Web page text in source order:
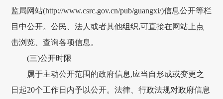
监局网站(http://www.csrc.gov.cn/pub/guangxi/)信息公开等栏
目中公开。公民、法人或者其他组织,可直接在网站上点
击浏览、查询各项信息。
(三)公开时限
属于主动公开范围的政府信息,应当自形成或变更之
日起20个工作日内予以公开。法律、行政法规对政府信息